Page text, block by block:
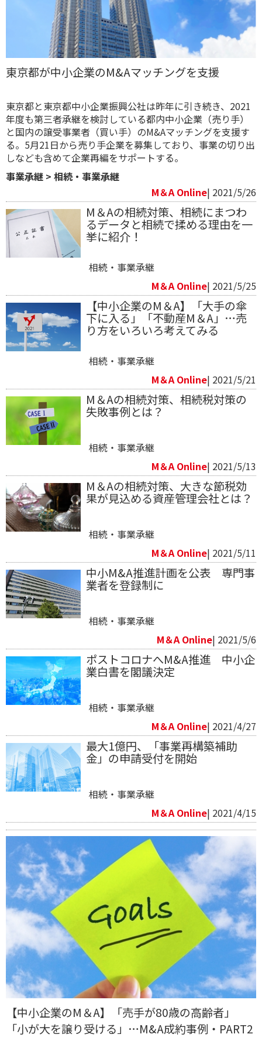
東京都が中小企業のM&Aマッチングを支援
東京都と東京都中小企業振興公社は昨年に引き続き、2021
年度も第三者承継を検討している都内中小企業（売り手）
と国内の譲受事業者（買い手）のM&Aマッチングを支援す
る。5月21日から売り手企業を募集しており、事業の切り出
しなども含めて企業再編をサポートする。
事業承継 > 相続・事業承継
M＆A Online| 2021/5/26
M＆Aの相続対策、相続にまつわ
るデータと相続で揉める理由を一
挙に紹介！
相続・事業承継
M＆A Online| 2021/5/25
【中小企業のM＆A】「大手の傘
下に入る」「不動産M＆A」…売
り方をいろいろ考えてみる
相続・事業承継
M＆A Online| 2021/5/21
M＆Aの相続対策、相続税対策の
失敗事例とは？
相続・事業承継
M＆A Online| 2021/5/13
M＆Aの相続対策、大きな節税効
果が見込める資産管理会社とは？
相続・事業承継
M＆A Online| 2021/5/11
中小M&A推進計画を公表 専門事
業者を登録制に
相続・事業承継
M＆A Online| 2021/5/6
ポストコロナへM&A推進 中小企
業白書を閣議決定
相続・事業承継
M＆A Online| 2021/4/27
最大1億円、「事業再構築補助
金」の申請受付を開始
相続・事業承継
M＆A Online| 2021/4/15
【中小企業のM＆A】「売手が80歳の高齢者」
「小が大を譲り受ける」…M&A成約事例・PART2